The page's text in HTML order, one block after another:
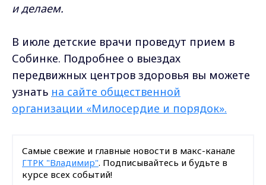
и делаем.
В июле детские врачи проведут прием в
Собинке. Подробнее о выездах
передвижных центров здоровья вы можете
узнать на сайте общественной
организации «Милосердие и порядок».
Самые свежие и главные новости в макс-канале
ГТРК "Владимир". Подписывайтесь и будьте в
курсе всех событий!